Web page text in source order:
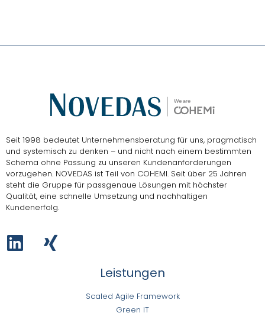
Seit 1998 bedeutet Unternehmensberatung für uns, pragmatisch
und systemisch zu denken – und nicht nach einem bestimmten
Schema ohne Passung zu unseren Kundenanforderungen
vorzugehen. NOVEDAS ist Teil von COHEMI. Seit über 25 Jahren
steht die Gruppe für passgenaue Lösungen mit höchster
Qualität, eine schnelle Umsetzung und nachhaltigen
Kundenerfolg.
Leistungen
Scaled Agile Framework
Green IT